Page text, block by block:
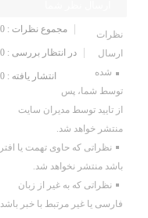
مجموع نظرات : 0
در انتظار بررسی : 0
انتشار یافته : 0
نظرات
ارسال
شده
توسط شما، پس
از تایید توسط مدیران سایت
منتشر خواهد شد.
نظراتی که حاوی تهمت یا افترا
باشد منتشر نخواهد شد.
نظراتی که به غیر از زبان
فارسی یا غیر مرتبط با خبر باشد